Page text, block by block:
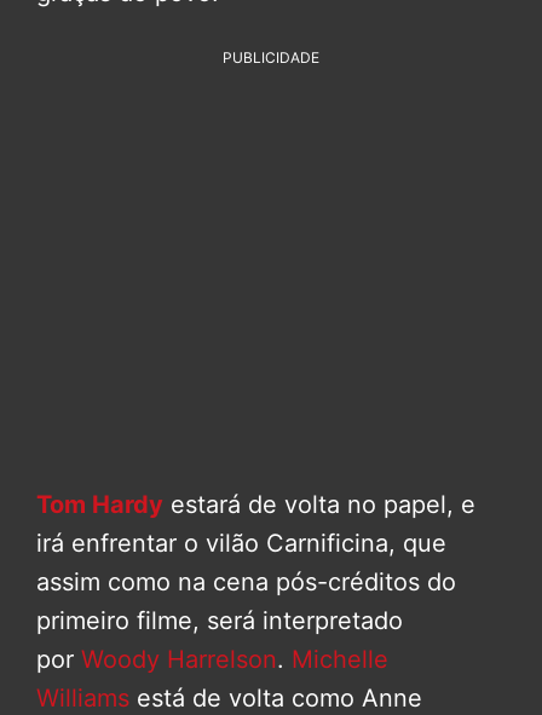
PUBLICIDADE
Tom Hardy estará de volta no papel, e
irá enfrentar o vilão Carnificina, que
assim como na cena pós-créditos do
primeiro filme, será interpretado
por Woody Harrelson. Michelle
Williams está de volta como Anne